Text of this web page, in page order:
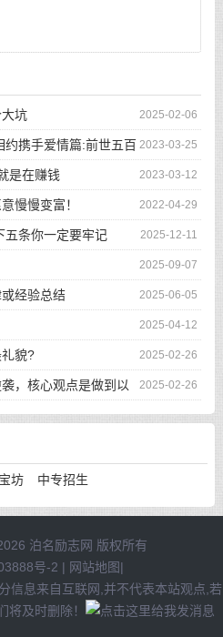
2025-02-06
坑
2023-03-25
约携手爱情篇:前世五百
2023-03-12
是在赚钱
2022-04-29
慢慢变富！
2025-12-11
五条你一定要牢记
2025-09-07
2025-06-05
经验总结
2025-04-12
2025-02-26
貌?
2025-02-26
，核心观点是做到以
坊 中专招生
泊名励志网 版权所有
号-2 | 网站地图|
信息来自互联网,并不代表本站观点,若
将及时删除！